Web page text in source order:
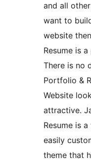
and all
want to
website
Resume is
There is no
Portfolio &
Website
attractive.
Resume is
easily
theme that